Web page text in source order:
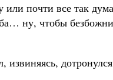
почти все так
ну, чтобы